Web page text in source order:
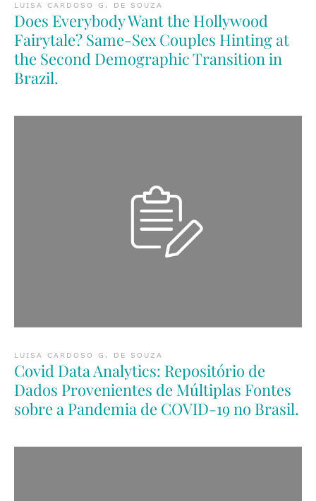
LUISA CARDOSO G. DE SOUZA
Does Everybody Want the Hollywood
Fairytale? Same-Sex Couples Hinting at
the Second Demographic Transition in
Brazil.
LUISA CARDOSO G. DE SOUZA
Covid Data Analytics: Repositório de
Dados Provenientes de Múltiplas Fontes
sobre a Pandemia de COVID-19 no Brasil.